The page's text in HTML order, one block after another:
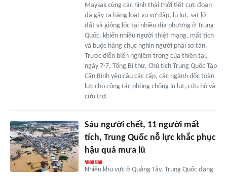
Maysak cùng các hình thái thời tiết cực đoan
đã gây ra hàng loạt vụ vỡ đập, lũ lụt, sạt lở
đất và giông lốc tại nhiều địa phương ở Trung
Quốc, khiến nhiều người thiệt mạng, mất tích
và buộc hàng chục nghìn người phải sơ tán.
Trước diễn biến nghiêm trọng của thiên tai,
ngày 7-7, Tổng Bí thư, Chủ tịch Trung Quốc Tập
Cận Bình yêu cầu các cấp, các ngành dốc toàn
lực cho công tác phòng chống lũ lụt, cứu hộ và
cứu trợ.
Sáu người chết, 11 người mất
tích, Trung Quốc nỗ lực khắc phục
hậu quả mưa lũ
Nhiều khu vực ở Quảng Tây, Trung Quốc đang